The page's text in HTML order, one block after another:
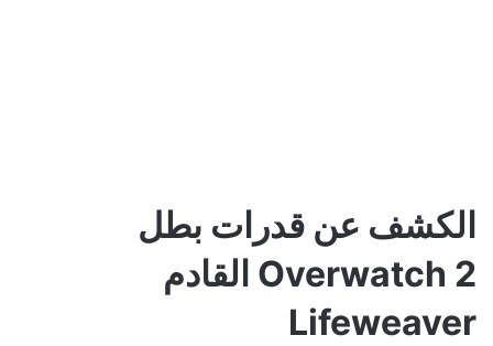
الكشف عن قدرات بطل
Overwatch 2 القادم
Lifeweaver